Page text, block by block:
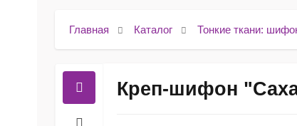
Главная Каталог Тонкие ткани:
Креп-шифон